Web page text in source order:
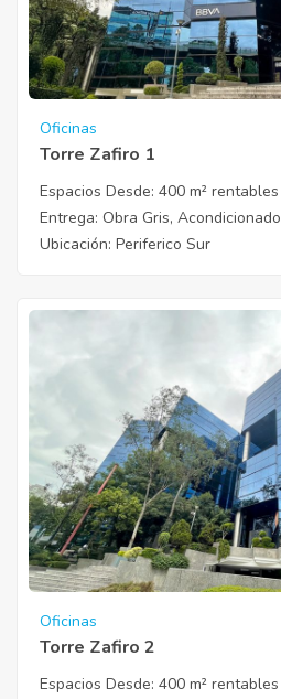
Oficinas
Torre Zafiro 1
Espacios Desde: 400 m² rentables
Entrega: Obra Gris, Acondicionado
Ubicación: Periferico Sur
Oficinas
Torre Zafiro 2
Espacios Desde: 400 m² rentables